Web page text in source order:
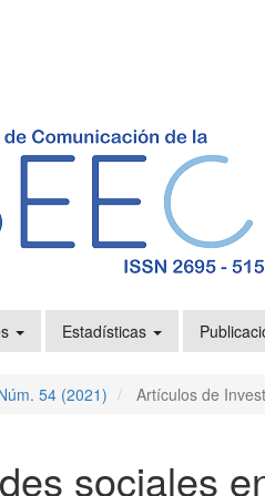
Estadísticas
54 (2021) Artículos de
sociales